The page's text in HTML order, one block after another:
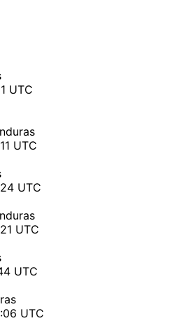
UTC
UTC
UTC
UTC
UTC
UTC